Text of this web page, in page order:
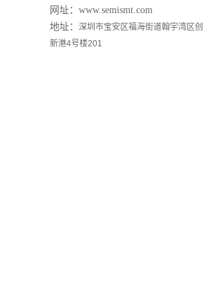
网址：www.semismt.com
地址： 深圳市宝安区福海街道翰宇湾区创
新港4号楼201